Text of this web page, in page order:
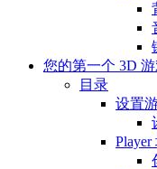
您的第一个 3D
目录
设置